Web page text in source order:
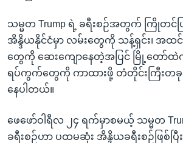
သမ္မတ Trump ရဲ့ ခရီးစဉ်အတွက် ကြိုတင်
အိန္ဒိယနိုင်ငံမှာ လမ်းတွေကို သန့်ရှင်း၊ အ
တွေကို ဆေးကျောနေတဲ့အပြင် မြို့တော်ထဲ
ရပ်ကွက်တွေကို ကာထားဖို့ တံတိုင်းကြီးတ
နေပါတယ်။
ဖေဖော်ဝါရီလ ၂၄ ရက်မှာစမယ့် သမ္မတ
ခရီးစဉ်ဟာ ပထမဆုံး အိန္ဒိယခရီးစဉ်ဖြစ်ပ